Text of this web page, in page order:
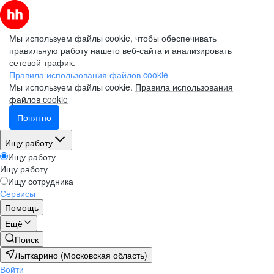
Мы используем файлы cookie, чтобы обеспечивать
правильную работу нашего веб-сайта и анализировать
сетевой трафик.
Правила использования файлов cookie
Мы используем файлы cookie. Правила использования
файлов cookie
Понятно
Ищу работу
Ищу работу
Ищу работу
Ищу сотрудника
Сервисы
Помощь
Ещё
Поиск
Лыткарино (Московская область)
Войти